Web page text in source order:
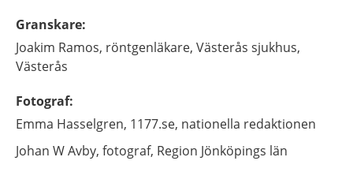
Granskare:
Joakim Ramos, röntgenläkare, Västerås sjukhus,
Västerås
Fotograf:
Emma Hasselgren, 1177.se, nationella redaktionen
Johan W Avby, fotograf, Region Jönköpings län